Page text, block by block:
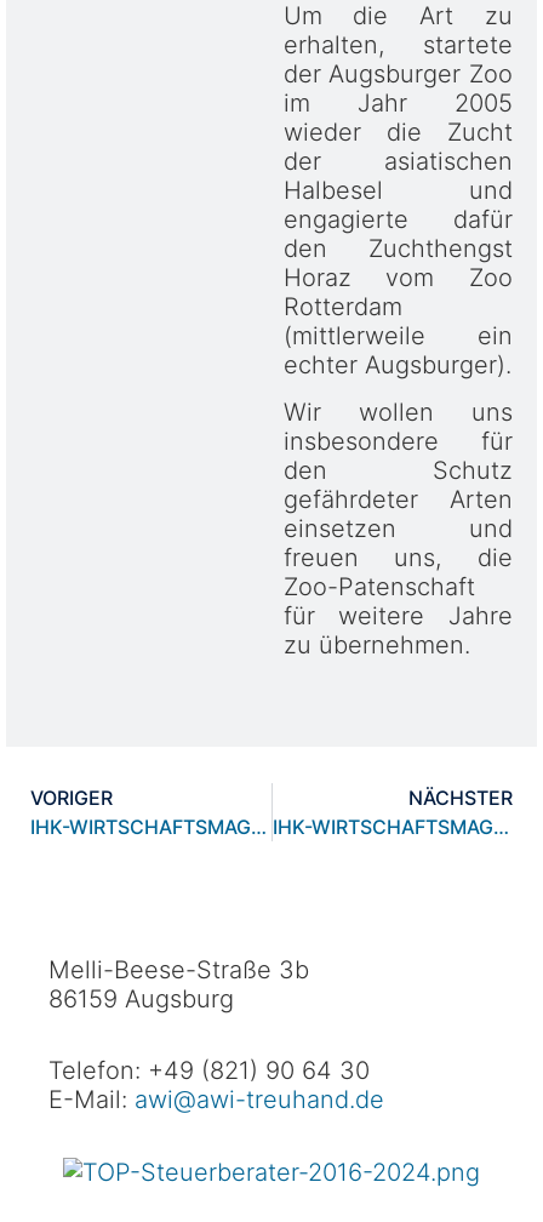
Um die Art zu
erhalten, startete
der Augsburger Zoo
im Jahr 2005
wieder die Zucht
der asiatischen
Halbesel und
engagierte dafür
den Zuchthengst
Horaz vom Zoo
Rotterdam
(mittlerweile ein
echter Augsburger).
Wir wollen uns
insbesondere für
den Schutz
gefährdeter Arten
einsetzen und
freuen uns, die
Zoo-Patenschaft
für weitere Jahre
zu übernehmen.
VORIGER
IHK-WIRTSCHAFTSMAGAZIN – BAYRISCH SCHWÄBISCHE WIRTSCHAFT 11/2017
NÄCHSTER
IHK-WIRTSCHAFTSMAGAZIN – BAYRISCH SCHWÄBISCHE WIRTSCHAFT 1-2/2018
Melli-Beese-Straße 3b
86159 Augsburg
Telefon: +49 (821) 90 64 30
E-Mail: awi@awi-treuhand.de